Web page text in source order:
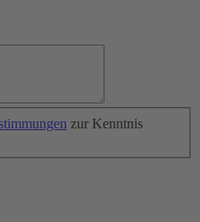
zur Kenntnis